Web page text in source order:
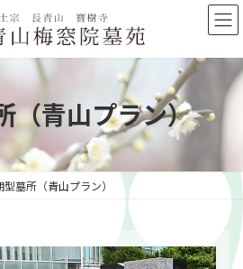
（青山プラン）
型墓所（青山プラン）